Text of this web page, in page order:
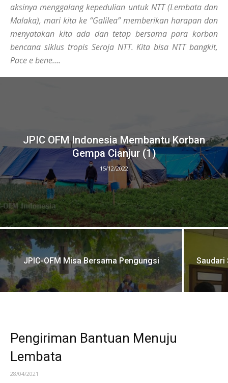
aksinya menggalang kepedulian untuk NTT (Lembata dan
Malaka), mari kita ke “Galilea” memberikan harapan dan
menyatakan kita ada dan tetap bersama para korban
bencana siklus tropis Seroja NTT. Kita bisa NTT bangkit,
Pace e bene….
JPIC OFM Indonesia Membantu Korban
Gempa Cianjur (1)
15/12/2022
JPIC-OFM Misa Bersama Pengungsi Saudari
Pengiriman Bantuan Menuju
Lembata
28/04/2021